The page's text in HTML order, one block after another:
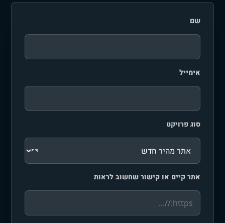
שם
אימייל
סוג פרויקט
אתר קיים או קישור שחשוב לראות